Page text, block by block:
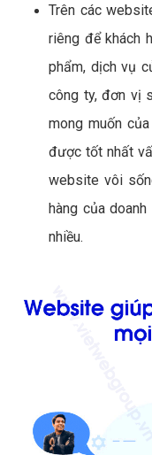
Trên các
riêng để khách
phẩm, dịch vụ
công ty, đơn vị
mong muốn
được tốt nhất
website vôi
hàng của
nhiều.